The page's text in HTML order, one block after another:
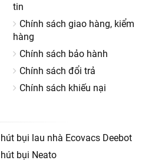
tin
Chính sách giao hàng, kiểm
hàng
Chính sách bảo hành
Chính sách đổi trả
Chính sách khiếu nại
bụi lau nhà Ecovacs Deebot
bụi Neato